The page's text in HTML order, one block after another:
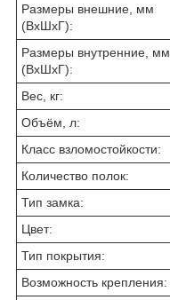
Размеры внешние, мм
(ВхШхГ):
Размеры внутренние, мм
(ВхШхГ):
Вес, кг:
Объём, л:
Класс взломостойкости:
Количество полок:
Тип замка:
Цвет:
Тип покрытия:
Возможность крепления: